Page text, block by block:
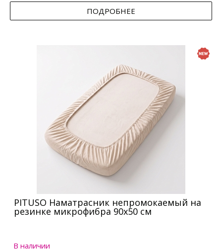
ПОДРОБНЕЕ
PITUSO Наматрасник непромокаемый на
резинке микрофибра 90х50 см
В наличии